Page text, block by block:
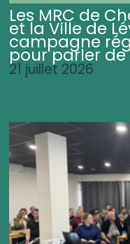
Les MRC de
et la Ville de
campagne
pour parler
21 juillet 2026